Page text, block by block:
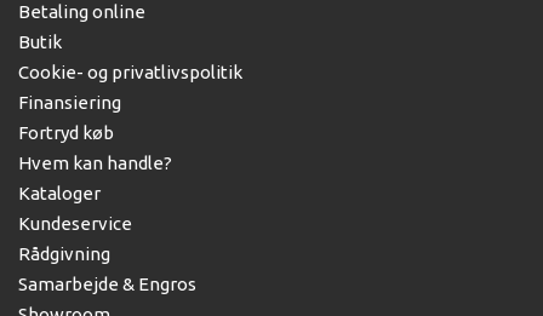
Betaling online
Butik
Cookie- og privatlivspolitik
Finansiering
Fortryd køb
Hvem kan handle?
Kataloger
Kundeservice
Rådgivning
Samarbejde & Engros